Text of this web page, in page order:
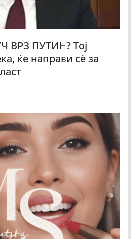
ВРЗ ПУТИН? Тој
ќе направи сѐ за